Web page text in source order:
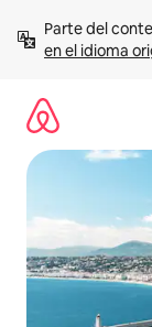
contenido
Parte del
en el idioma